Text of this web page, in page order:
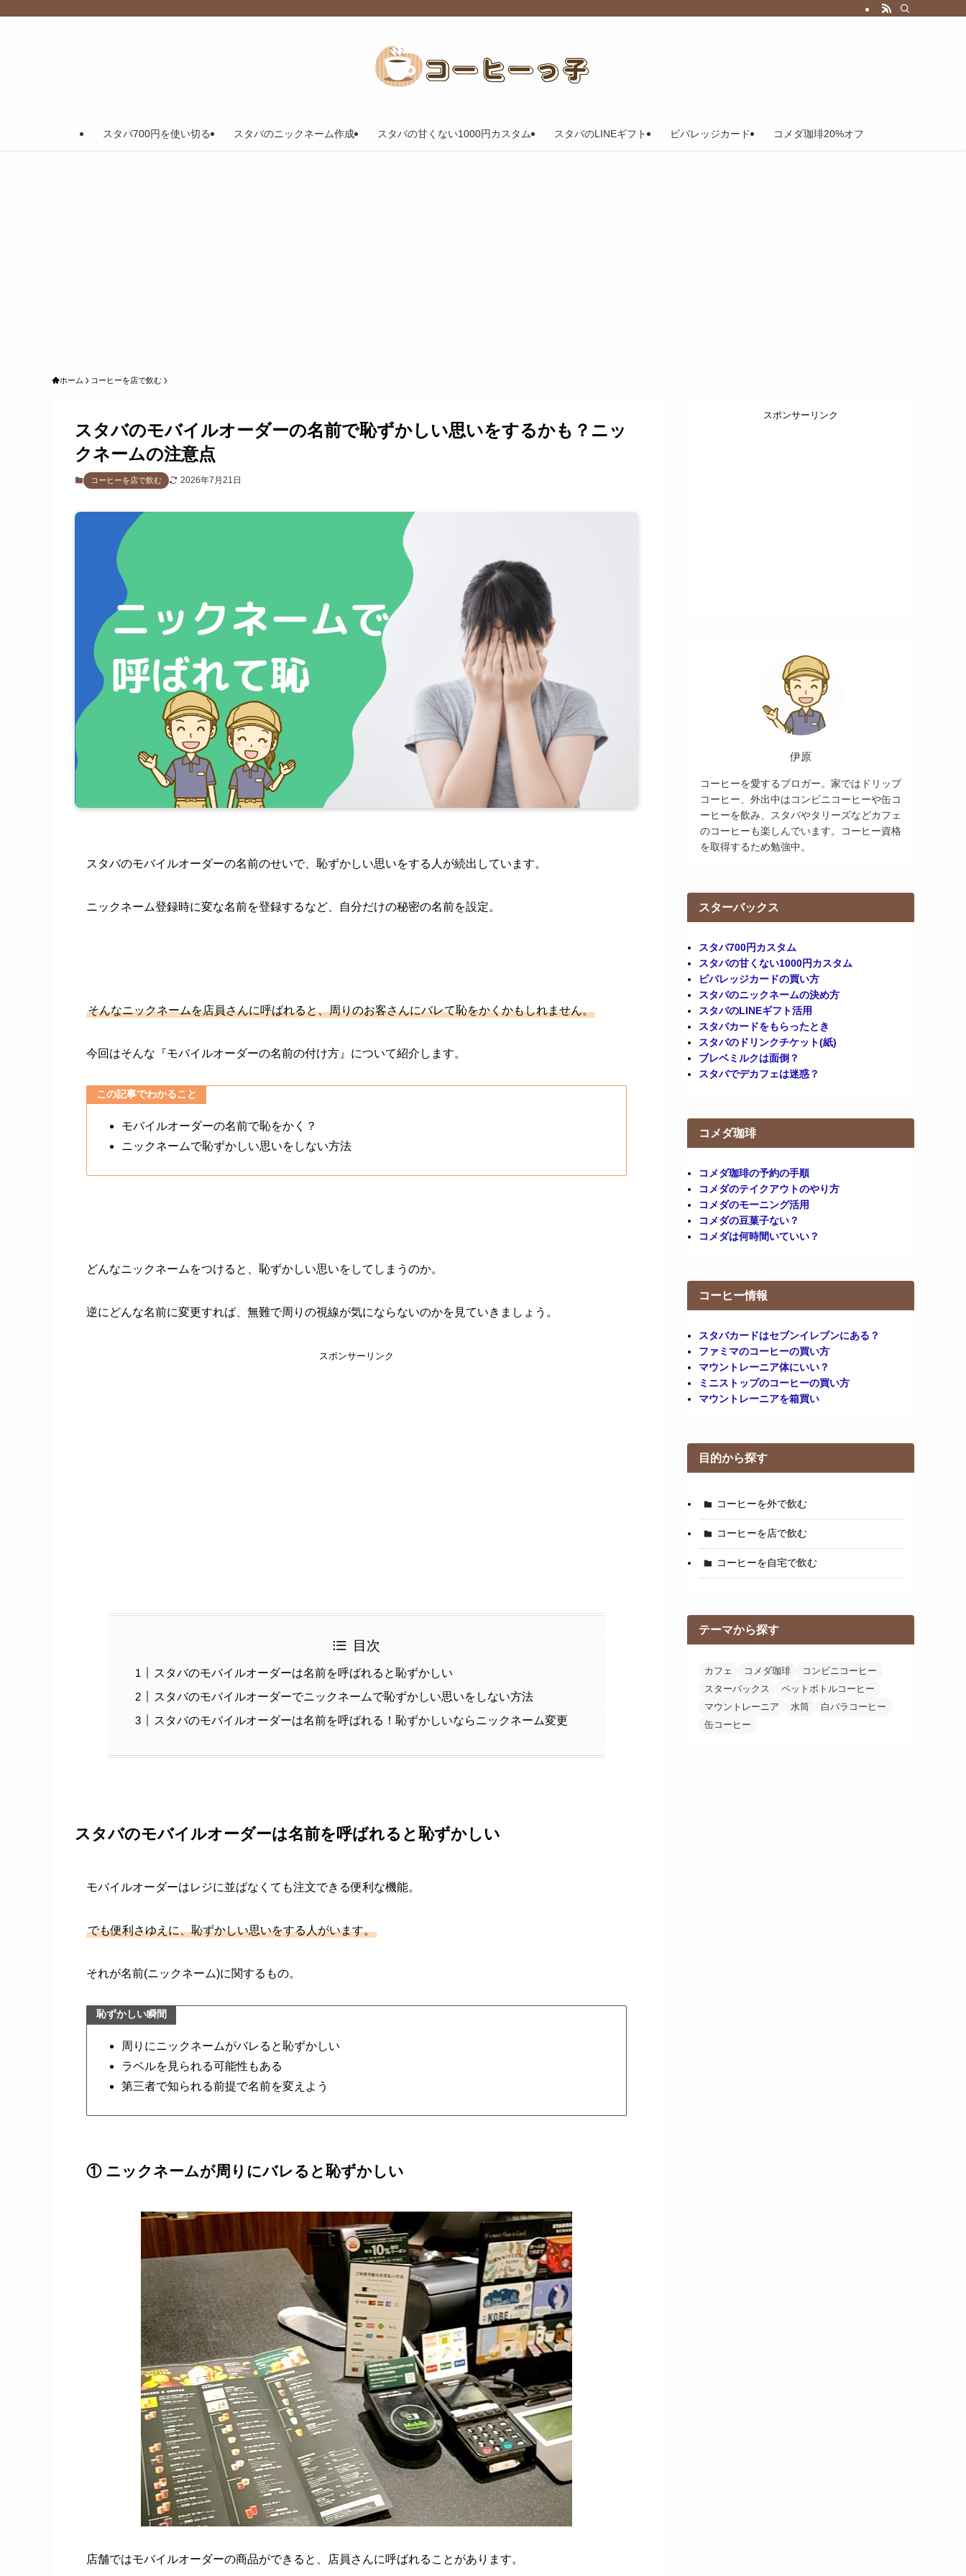
スタバ700円を使い切る スタバのニックネーム作成 スタバの甘くない1000円カスタム スタバのLINEギフト ビバレッジカード コメダ珈琲20%オフ
ホーム コーヒーを店で飲む
スタバのモバイルオーダーの名前で恥ずかしい思いをするかも？ニッ
クネームの注意点
コーヒーを店で飲む 2026年7月21日
スタバのモバイルオーダーの名前のせいで、恥ずかしい思いをする人が続出しています。
ニックネーム登録時に変な名前を登録するなど、自分だけの秘密の名前を設定。
そんなニックネームを店員さんに呼ばれると、周りのお客さんにバレて恥をかくかもしれません。
今回はそんな『モバイルオーダーの名前の付け方』について紹介します。
この記事でわかること
モバイルオーダーの名前で恥をかく？
ニックネームで恥ずかしい思いをしない方法
どんなニックネームをつけると、恥ずかしい思いをしてしまうのか。
逆にどんな名前に変更すれば、無難で周りの視線が気にならないのかを見ていきましょう。
スポンサーリンク
目次
スタバのモバイルオーダーは名前を呼ばれると恥ずかしい
スタバのモバイルオーダーでニックネームで恥ずかしい思いをしない方法
スタバのモバイルオーダーは名前を呼ばれる！恥ずかしいならニックネーム変更
スタバのモバイルオーダーは名前を呼ばれると恥ずかしい
モバイルオーダーはレジに並ばなくても注文できる便利な機能。
でも便利さゆえに、恥ずかしい思いをする人がいます。
それが名前(ニックネーム)に関するもの。
恥ずかしい瞬間
周りにニックネームがバレると恥ずかしい
ラベルを見られる可能性もある
第三者で知られる前提で名前を変えよう
① ニックネームが周りにバレると恥ずかしい
店舗ではモバイルオーダーの商品ができると、店員さんに呼ばれることがあります。
スポンサーリンク
伊原
コーヒーを愛するブロガー。家ではドリップ
コーヒー、外出中はコンビニコーヒーや缶コ
ーヒーを飲み、スタバやタリーズなどカフェ
のコーヒーも楽しんでいます。コーヒー資格
を取得するため勉強中。
スターバックス
スタバ700円カスタム
スタバの甘くない1000円カスタム
ビバレッジカードの買い方
スタバのニックネームの決め方
スタバのLINEギフト活用
スタバカードをもらったとき
スタバのドリンクチケット(紙)
ブレベミルクは面倒？
スタバでデカフェは迷惑？
コメダ珈琲
コメダ珈琲の予約の手順
コメダのテイクアウトのやり方
コメダのモーニング活用
コメダの豆菓子ない？
コメダは何時間いていい？
コーヒー情報
スタバカードはセブンイレブンにある？
ファミマのコーヒーの買い方
マウントレーニア体にいい？
ミニストップのコーヒーの買い方
マウントレーニアを箱買い
目的から探す
コーヒーを外で飲む
コーヒーを店で飲む
コーヒーを自宅で飲む
テーマから探す
カフェ コメダ珈琲
コンビニコーヒー
スターバックス
ペットボトルコーヒー
マウントレーニア
水筒
白バラコーヒー
缶コーヒー